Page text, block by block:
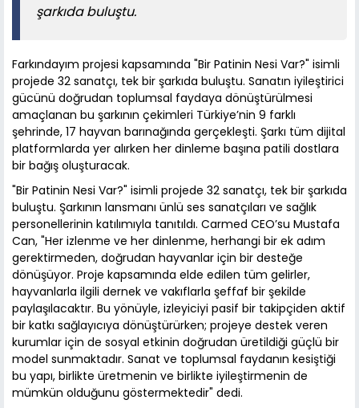
şarkıda buluştu.
Farkındayım projesi kapsamında "Bir Patinin Nesi Var?" isimli
projede 32 sanatçı, tek bir şarkıda buluştu. Sanatın iyileştirici
gücünü doğrudan toplumsal faydaya dönüştürülmesi
amaçlanan bu şarkının çekimleri Türkiye’nin 9 farklı
şehrinde, 17 hayvan barınağında gerçekleşti. Şarkı tüm dijital
platformlarda yer alırken her dinleme başına patili dostlara
bir bağış oluşturacak.
"Bir Patinin Nesi Var?" isimli projede 32 sanatçı, tek bir şarkıda
buluştu. Şarkının lansmanı ünlü ses sanatçıları ve sağlık
personellerinin katılımıyla tanıtıldı. Carmed CEO’su Mustafa
Can, "Her izlenme ve her dinlenme, herhangi bir ek adım
gerektirmeden, doğrudan hayvanlar için bir desteğe
dönüşüyor. Proje kapsamında elde edilen tüm gelirler,
hayvanlarla ilgili dernek ve vakıflarla şeffaf bir şekilde
paylaşılacaktır. Bu yönüyle, izleyiciyi pasif bir takipçiden aktif
bir katkı sağlayıcıya dönüştürürken; projeye destek veren
kurumlar için de sosyal etkinin doğrudan üretildiği güçlü bir
model sunmaktadır. Sanat ve toplumsal faydanın kesiştiği
bu yapı, birlikte üretmenin ve birlikte iyileştirmenin de
mümkün olduğunu göstermektedir" dedi.